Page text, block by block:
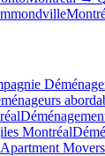
Montréal
Apartment